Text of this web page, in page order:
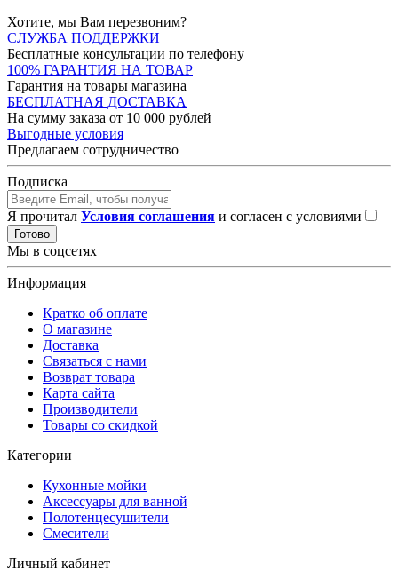
Хотите, мы Вам перезвоним?
СЛУЖБА ПОДДЕРЖКИ
Бесплатные консультации по телефону
100% ГАРАНТИЯ НА ТОВАР
Гарантия на товары магазина
БЕСПЛАТНАЯ ДОСТАВКА
На сумму заказа от 10 000 рублей
Выгодные условия
Предлагаем сотрудничество
Подписка
Я прочитал Условия соглашения и согласен с условиями
Готово
Мы в соцсетях
Информация
Кратко об оплате
О магазине
Доставка
Связаться с нами
Возврат товара
Карта сайта
Производители
Товары со скидкой
Категории
Кухонные мойки
Аксессуары для ванной
Полотенцесушители
Смесители
Личный кабинет